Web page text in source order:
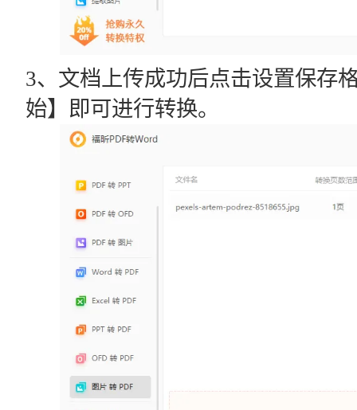
3、文档上传成功后点击设置保存
始】即可进行转换。